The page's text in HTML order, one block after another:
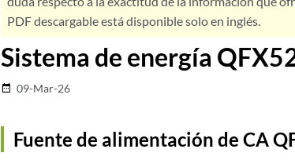
PDF descargable está disponible solo en inglés.
Sistema de energía
date_range 09-Mar-26
Fuente de alimentación de CA